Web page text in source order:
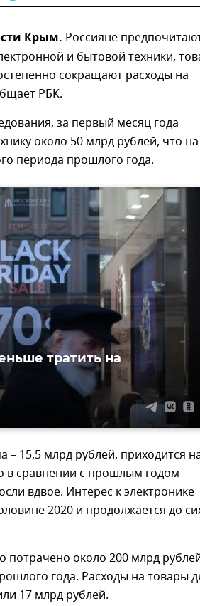
Крым. Россияне
и бытовой техники,
сокращают расходы на
РБК.
за первый месяц года
около 50 млрд рублей, что
периода прошлого года.
тратить на
15,5 млрд рублей, приходится
в сравнении с прошлым годом
вдвое. Интерес к электронике
2020 и продолжается до
потрачено около 200 млрд
года. Расходы на товары
17 млрд рублей.